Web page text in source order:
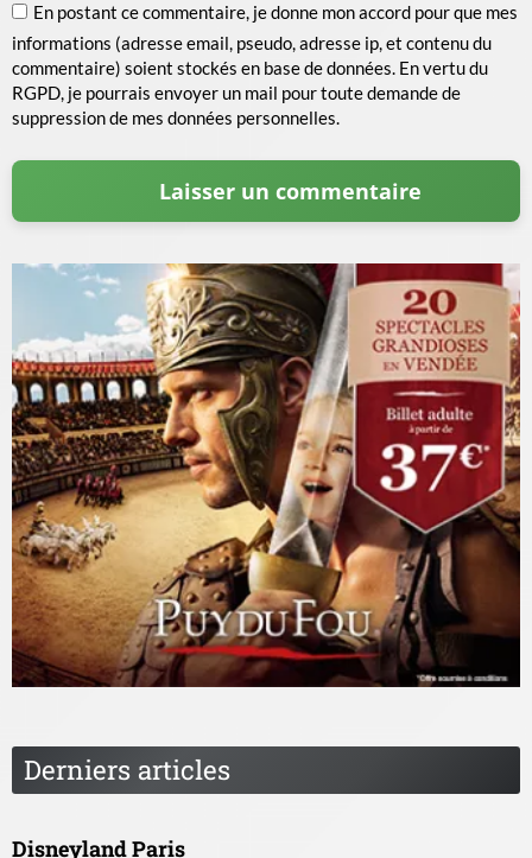
En postant ce commentaire, je donne mon accord pour que mes
informations (adresse email, pseudo, adresse ip, et contenu du
commentaire) soient stockés en base de données. En vertu du
RGPD, je pourrais envoyer un mail pour toute demande de
suppression de mes données personnelles.
Derniers articles
Disneyland Paris